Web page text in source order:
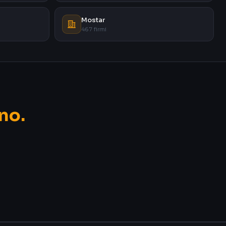
Mostar
467 firmi